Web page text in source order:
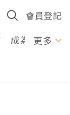
會員登記
成為U更多